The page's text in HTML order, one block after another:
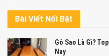
Bài Viết Nổi Bật
Gỗ Sao Là Gì?
Nay